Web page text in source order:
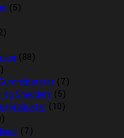
(5)
(88)
(7)
Shedders (5)
(10)
(7)